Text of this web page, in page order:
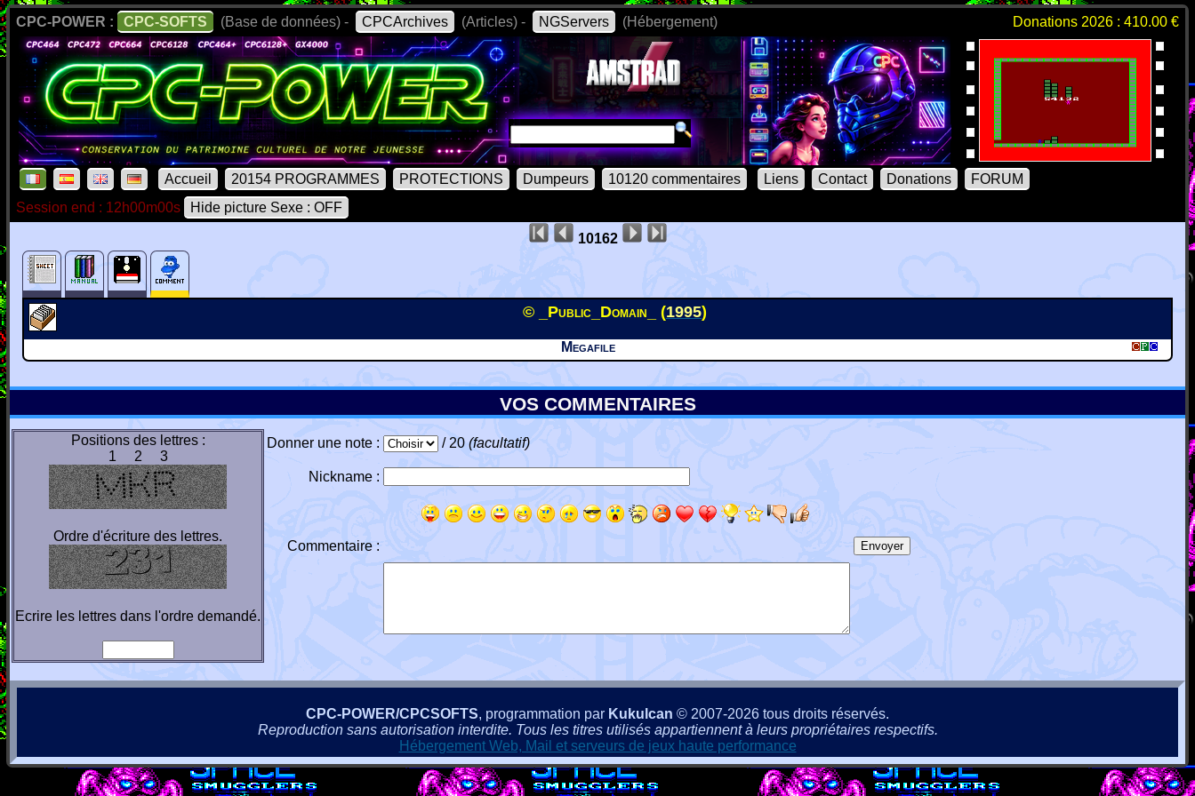
CPC-POWER : CPC-SOFTS (Base de données) - CPCArchives (Articles) - NGServers (Hébergement) Donations 2026 : 410.00 €
Accueil 20154 PROGRAMMES PROTECTIONS Dumpeurs 10120 commentaires Liens Contact Donations
FORUM
Session end : 12h00m00s
Hide picture Sexe : OFF
10162
© _Public_Domain_ (1995)
Megafile
VOS COMMENTAIRES
Positions des lettres :
1 2 3
Ordre d'écriture des lettres.
Ecrire les lettres dans l'ordre demandé.
Donner une note : / 20 (facultatif)
Nickname :
Commentaire :
CPC-POWER/CPCSOFTS, programmation par Kukulcan © 2007-2026 tous droits réservés.
Reproduction sans autorisation interdite. Tous les titres utilisés appartiennent à leurs propriétaires respectifs.
Hébergement Web, Mail et serveurs de jeux haute performance